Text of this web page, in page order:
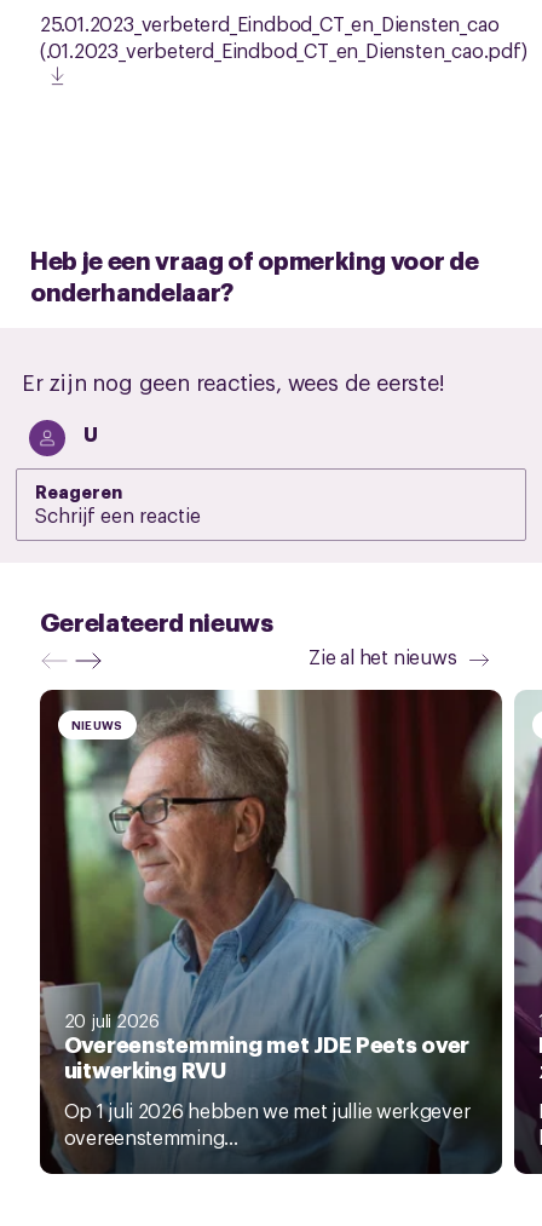
25.01.2023_verbeterd_Eindbod_CT_en_Diensten_cao
(.01.2023_verbeterd_Eindbod_CT_en_Diensten_cao.pdf)
Heb je een vraag of opmerking voor de
onderhandelaar?
Er zijn nog geen reacties, wees de eerste!
U
Reageren
Gerelateerd nieuws
Zie al het nieuws
NIEUWS
20 juli 2026
Overeenstemming met JDE Peets over
uitwerking RVU
Op 1 juli 2026 hebben we met jullie werkgever
overeenstemming...